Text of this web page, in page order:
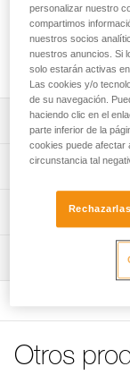
Funda que
durante el
compartimento
quedan
Descripción
Permite
Características
Peso: 175 g
Materiales:
Características
Información
Otros
personalizar nuestro
compartimos
nuestros socios
nuestros anuncios. Si
solo estarán activas
Las cookies y/o
de su navegación.
haciendo clic en el
parte inferior de la
cookies puede afectar
circunstancia tal